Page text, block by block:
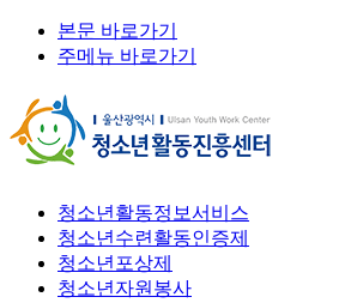
본문 바로가기
주메뉴 바로가기
청소년활동정보서비스
청소년수련활동인증제
청소년포상제
청소년자원봉사